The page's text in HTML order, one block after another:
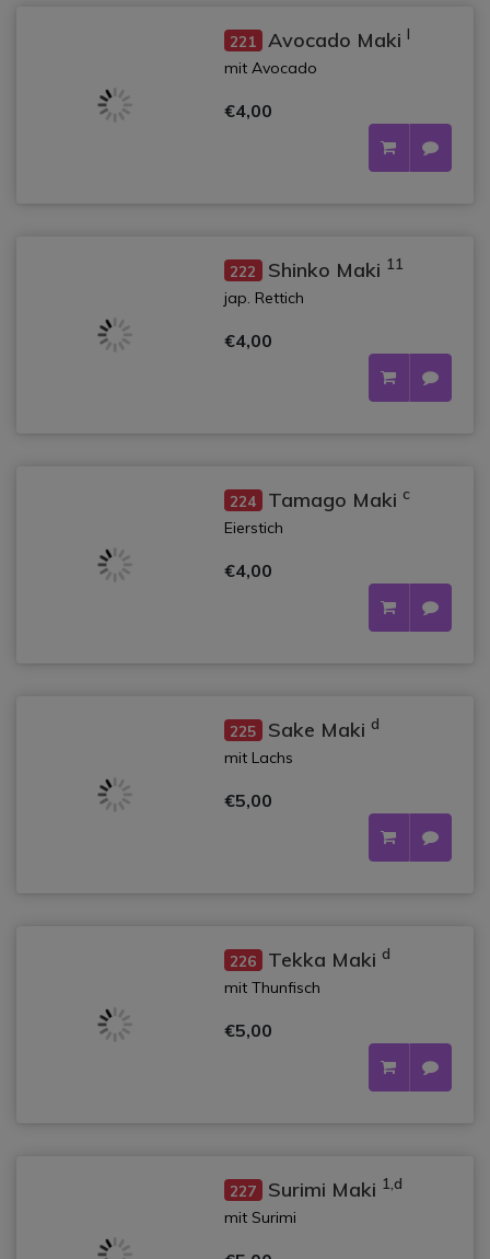
221 Avocado Maki l
mit Avocado
€4,00
222 Shinko Maki 11
jap. Rettich
€4,00
224 Tamago Maki c
Eierstich
€4,00
225 Sake Maki d
mit Lachs
€5,00
226 Tekka Maki d
mit Thunfisch
€5,00
227 Surimi Maki 1,d
mit Surimi